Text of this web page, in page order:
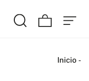
Inicio -